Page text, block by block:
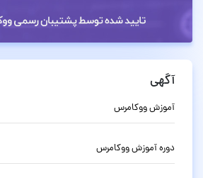
آگهی
آموزش ووکامرس
دوره آموزش ووکامرس